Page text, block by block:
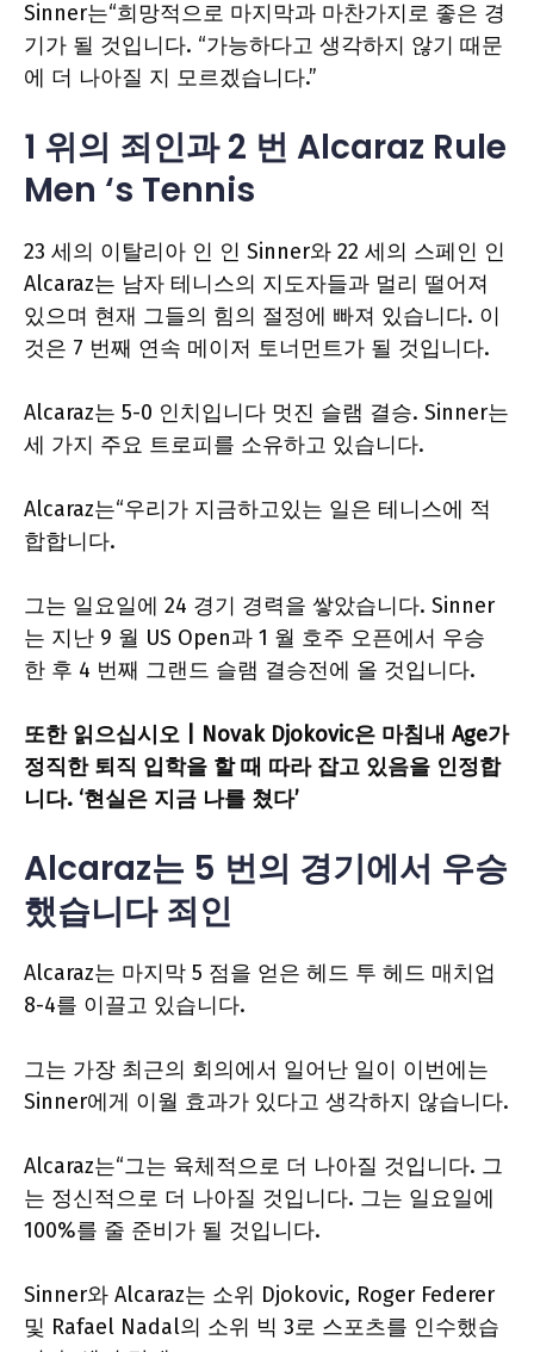
Sinner는“희망적으로 마지막과 마찬가지로 좋은 경
기가 될 것입니다. “가능하다고 생각하지 않기 때문
에 더 나아질 지 모르겠습니다.”
1 위의 죄인과 2 번 Alcaraz Rule
Men ‘s Tennis
23 세의 이탈리아 인 인 Sinner와 22 세의 스페인 인
Alcaraz는 남자 테니스의 지도자들과 멀리 떨어져
있으며 현재 그들의 힘의 절정에 빠져 있습니다. 이
것은 7 번째 연속 메이저 토너먼트가 될 것입니다.
Alcaraz는 5-0 인치입니다 멋진 슬램 결승. Sinner는
세 가지 주요 트로피를 소유하고 있습니다.
Alcaraz는“우리가 지금하고있는 일은 테니스에 적
합합니다.
그는 일요일에 24 경기 경력을 쌓았습니다. Sinner
는 지난 9 월 US Open과 1 월 호주 오픈에서 우승
한 후 4 번째 그랜드 슬램 결승전에 올 것입니다.
또한 읽으십시오 | Novak Djokovic은 마침내 Age가
정직한 퇴직 입학을 할 때 따라 잡고 있음을 인정합
니다. ‘현실은 지금 나를 쳤다’
Alcaraz는 5 번의 경기에서 우승
했습니다 죄인
Alcaraz는 마지막 5 점을 얻은 헤드 투 헤드 매치업
8-4를 이끌고 있습니다.
그는 가장 최근의 회의에서 일어난 일이 이번에는
Sinner에게 이월 효과가 있다고 생각하지 않습니다.
Alcaraz는“그는 육체적으로 더 나아질 것입니다. 그
는 정신적으로 더 나아질 것입니다. 그는 일요일에
100%를 줄 준비가 될 것입니다.
Sinner와 Alcaraz는 소위 Djokovic, Roger Federer
및 Rafael Nadal의 소위 빅 3로 스포츠를 인수했습